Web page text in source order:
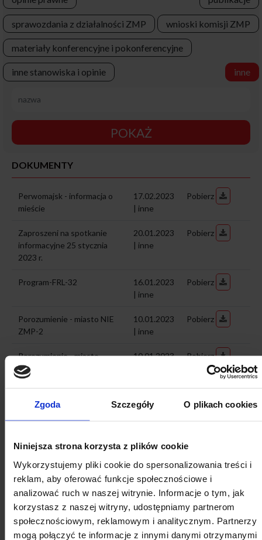
Zgoda Szczegóły O plikach cookies
Niniejsza strona korzysta z plików cookie
Wykorzystujemy pliki cookie do spersonalizowania treści i
reklam, aby oferować funkcje społecznościowe i
analizować ruch w naszej witrynie. Informacje o tym, jak
korzystasz z naszej witryny, udostępniamy partnerom
społecznościowym, reklamowym i analitycznym. Partnerzy
mogą połączyć te informacje z innymi danymi otrzymanymi
sprawozdania z działalności ZMP wnioski komisji ZMP
materiały konferencyjne i pokonferencyjne
inne stanowiska i opinie inne
POKAŻ
DOKUMENTY
Perwomajsk - informacja o
mieście
17.02.2023
| inne
Pobierz
Zaproszeni na spotkanie
informacyjne 25 stycznia
2023 r.
20.01.2023
| inne
Pobierz
Program-FRL-32
16.01.2023
| inne
Pobierz
Porozumienie - miasto NIE
ZMP-2
10.01.2023
| inne
Pobierz
Porozumienie - miasto
WÓJT-2
10.01.2023
Pobierz
ZMP-2
| inne
ZMP-2
| inne
Zaproszenie - WÓJT-2
10.01.2023
| inne
Pobierz
Zaproszenie - miasto MNP
ZMP-2
10.01.2023
| inne
Pobierz